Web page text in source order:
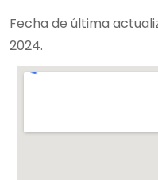
Fecha de última
2024.